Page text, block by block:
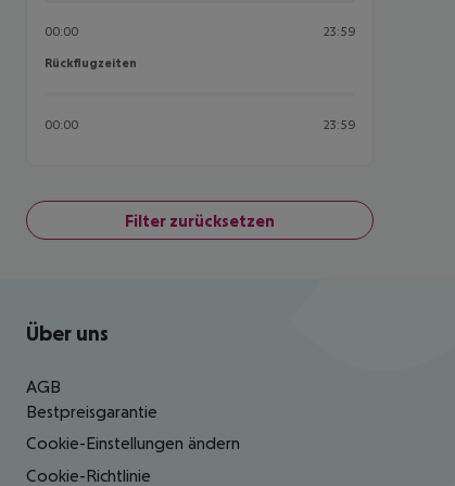
00:00 23:59
Rückflugzeiten
Rückflugzeiten
00:00 23:59
Filter zurücksetzen
Footer navigation
Über uns
AGB
Bestpreisgarantie
Cookie-Einstellungen ändern
Cookie-Richtlinie